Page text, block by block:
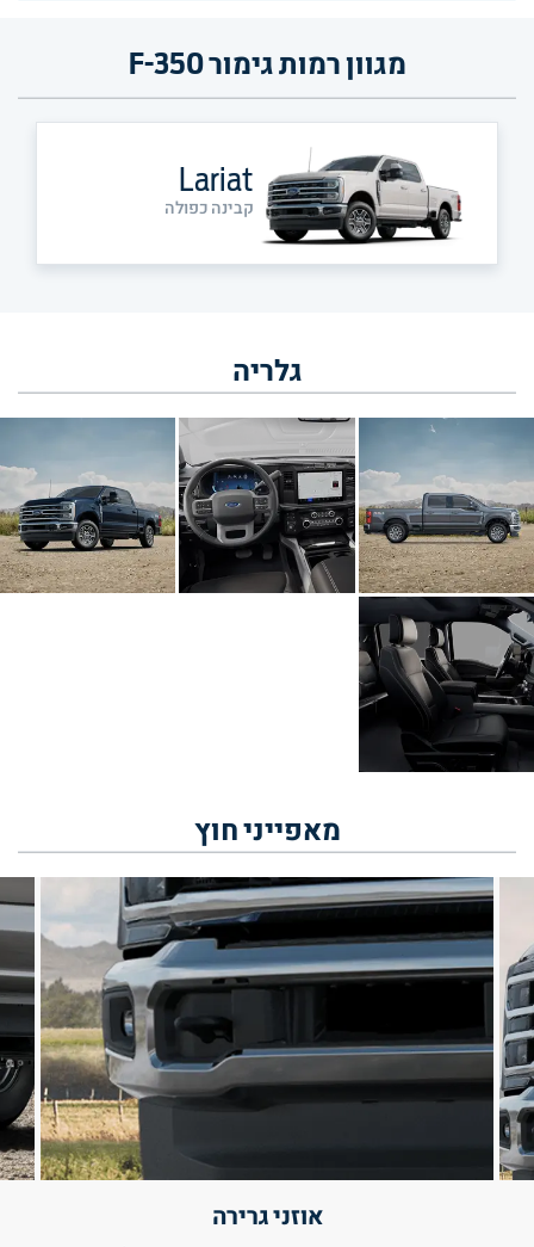
מגוון רמות גימור F-350
Lariat
קבינה כפולה
גלריה
מאפייניחוץ
אוזני גרירה